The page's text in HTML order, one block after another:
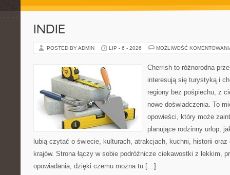
INDIE
POSTED BY ADMIN LIP - 6 - 2026 MOŻLIWOŚĆ
Cherrish to różnorodna
interesują się turystyką i
regiony bez pośpiechu, z
nowe doświadczenia. To
opowieści, który może
planujące rodzinny urlop,
lubią czytać o świecie, kulturach, atrakcjach, kuchni, historii
krajów. Strona łączy w sobie podróżnicze ciekawostki z lekkim,
opowiadania, dzięki czemu można tu […]